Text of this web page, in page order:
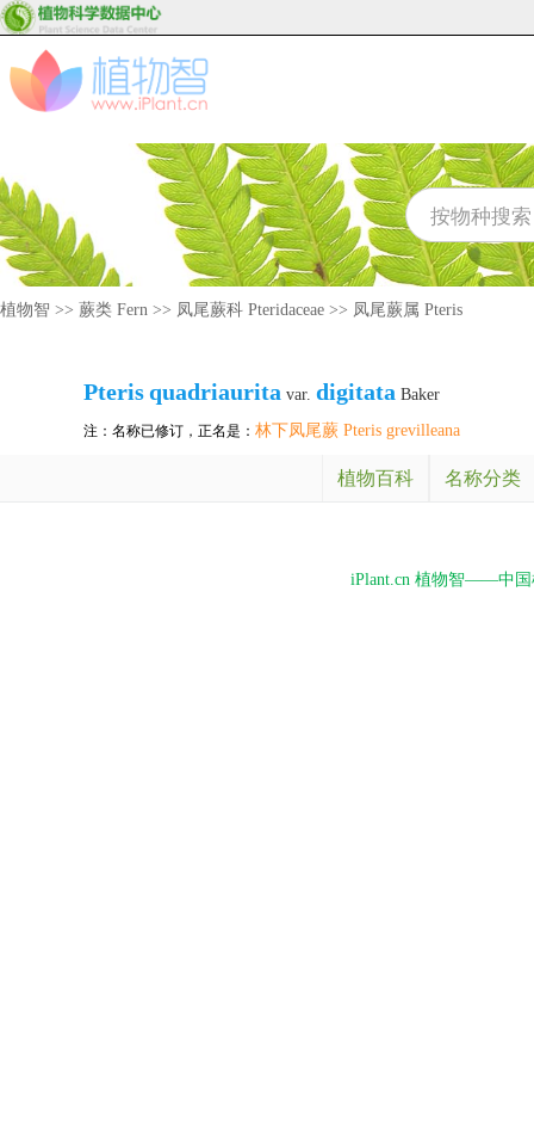
植物智 >> 蕨类 Fern >> 凤尾蕨科 Pteridaceae >> 凤尾蕨属 Pteris
Pterisquadriaurita var. digitata Baker
注：名称已修订，正名是： 林下凤尾蕨 Pteris grevilleana
植物百科 名称分类
iPlant.cn 植物智——中国